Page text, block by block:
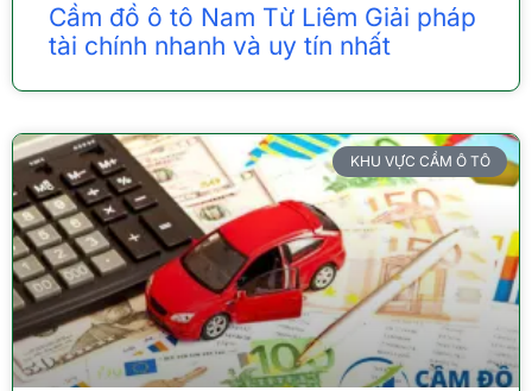
Cầm đồ ô tô Nam Từ Liêm Giải pháp
tài chính nhanh và uy tín nhất
KHU VỰC CẦM Ô TÔ